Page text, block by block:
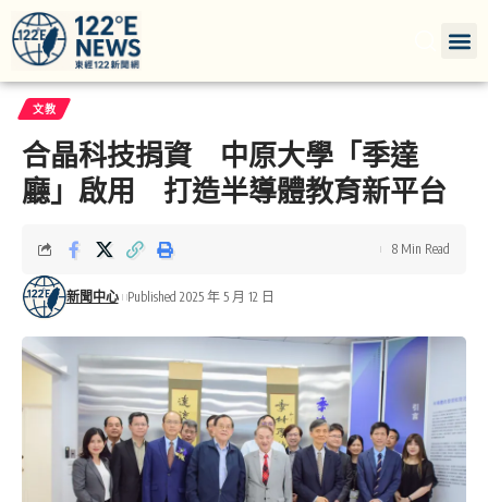
文教
合晶科技捐資 中原大學「季達
廳」啟用 打造半導體教育新平台
新聞中心 Published 2025 年 5 月 12 日
8 Min Read